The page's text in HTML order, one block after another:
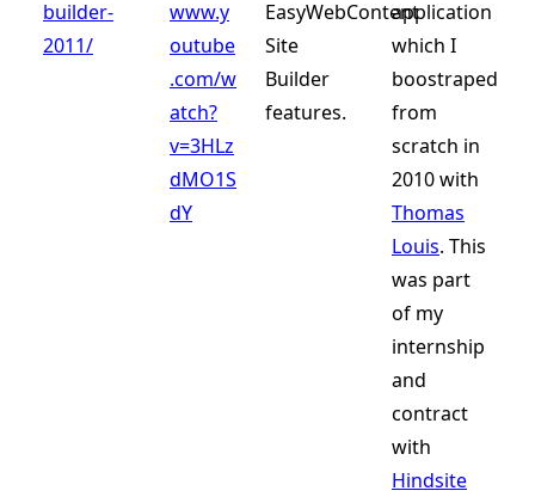
builder-
2011/
www.y
outube
.com/w
atch?
v=3HLz
dMO1S
dY
EasyWebContent
Site
Builder
features.
application
which I
boostraped
from
scratch in
2010 with
Thomas
Louis. This
was part
of my
internship
and
contract
with
Hindsite